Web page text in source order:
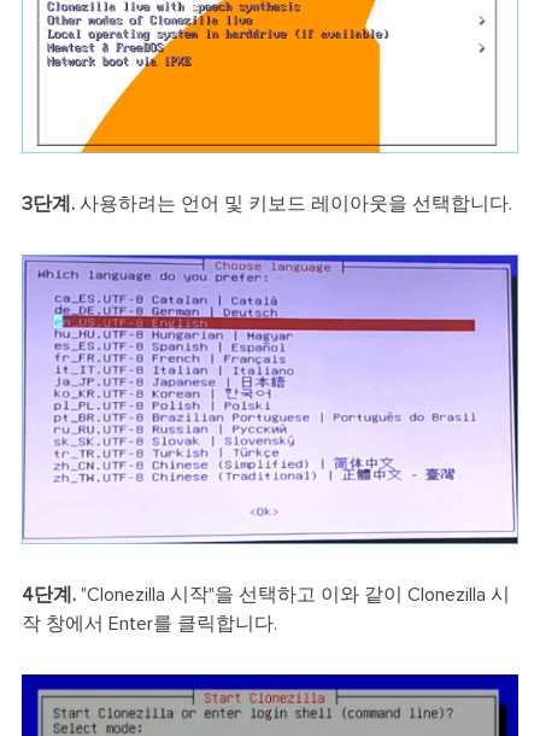
3단계.사용하려는 언어 및 키보드 레이아웃을 선택합니다.
4단계."Clonezilla 시작"을 선택하고 이와 같이 Clonezilla 시
작 창에서 Enter를 클릭합니다.